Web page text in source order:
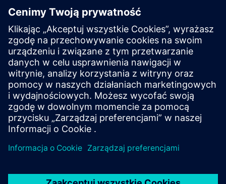
Zgłoś problem